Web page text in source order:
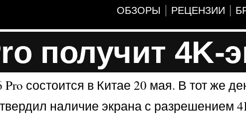
ОБЗОРЫ РЕЦЕНЗИИ
получит 4K-
состоится в Китае 20 мая. В тот же
наличие экрана с разрешением